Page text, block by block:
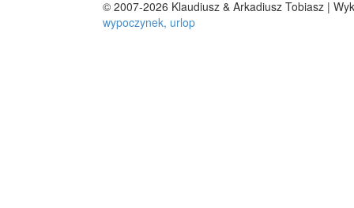
© 2007-2026 Klaudiusz & Arkadiusz Tobiasz |
wypoczynek, urlop